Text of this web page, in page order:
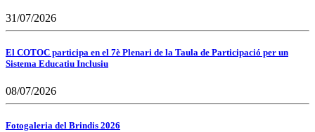
31/07/2026
El COTOC participa en el 7è Plenari de la Taula de Participació per un
Sistema Educatiu Inclusiu
08/07/2026
Fotogaleria del Brindis 2026